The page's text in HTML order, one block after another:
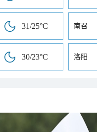
31/25°C 南召
30/23°C 洛阳